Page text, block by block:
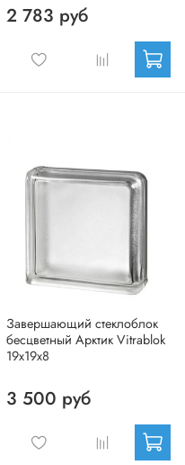
2 783 руб
Завершающий стеклоблок
бесцветный Арктик Vitrablok
19x19x8
3 500 руб